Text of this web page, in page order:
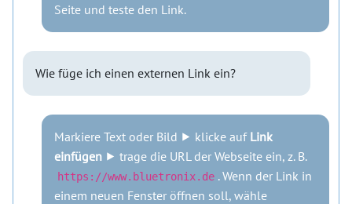
Seite und teste den Link.
Wie füge ich einen externen Link ein?
Markiere Text oder Bild ⯈ klicke auf Link
einfügen ⯈ trage die URL der Webseite ein, z. B.
https://www.bluetronix.de . Wenn der Link in
einem neuen Fenster öffnen soll, wähle